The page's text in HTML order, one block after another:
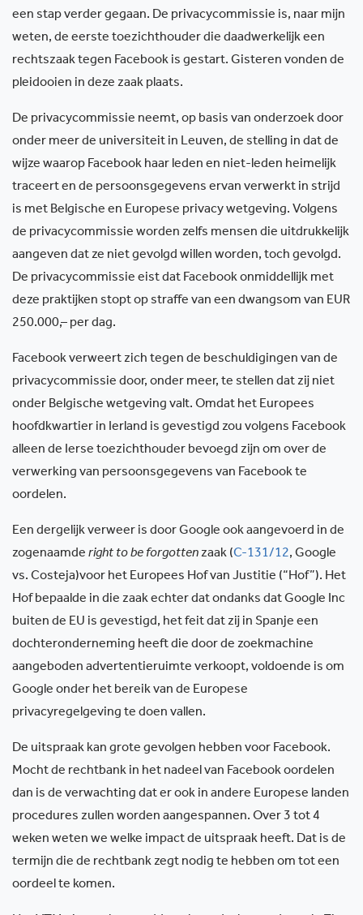
een stap verder gegaan. De privacycommissie is, naar mijn
weten, de eerste toezichthouder die daadwerkelijk een
rechtszaak tegen Facebook is gestart. Gisteren vonden de
pleidooien in deze zaak plaats.
De privacycommissie neemt, op basis van onderzoek door
onder meer de universiteit in Leuven, de stelling in dat de
wijze waarop Facebook haar leden en niet-leden heimelijk
traceert en de persoonsgegevens ervan verwerkt in strijd
is met Belgische en Europese privacy wetgeving. Volgens
de privacycommissie worden zelfs mensen die uitdrukkelijk
aangeven dat ze niet gevolgd willen worden, toch gevolgd.
De privacycommissie eist dat Facebook onmiddellijk met
deze praktijken stopt op straffe van een dwangsom van EUR
250.000,– per dag.
Facebook verweert zich tegen de beschuldigingen van de
privacycommissie door, onder meer, te stellen dat zij niet
onder Belgische wetgeving valt. Omdat het Europees
hoofdkwartier in Ierland is gevestigd zou volgens Facebook
alleen de Ierse toezichthouder bevoegd zijn om over de
verwerking van persoonsgegevens van Facebook te
oordelen.
Een dergelijk verweer is door Google ook aangevoerd in de
zogenaamde right to be forgottenzaak (C-131/12, Google
vs. Costeja)voor het Europees Hof van Justitie (“Hof”). Het
Hof bepaalde in die zaak echter dat ondanks dat Google Inc
buiten de EU is gevestigd, het feit dat zij in Spanje een
dochteronderneming heeft die door de zoekmachine
aangeboden advertentieruimte verkoopt, voldoende is om
Google onder het bereik van de Europese
privacyregelgeving te doen vallen.
De uitspraak kan grote gevolgen hebben voor Facebook.
Mocht de rechtbank in het nadeel van Facebook oordelen
dan is de verwachting dat er ook in andere Europese landen
procedures zullen worden aangespannen. Over 3 tot 4
weken weten we welke impact de uitspraak heeft. Dat is de
termijn die de rechtbank zegt nodig te hebben om tot een
oordeel te komen.